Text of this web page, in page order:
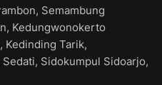
Semambung
Kedungwonokerto
Kedinding Tarik,
Sidokumpul Sidoarjo,